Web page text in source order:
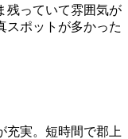
残っていて雰囲気が
スポットが多かった
充実。短時間で郡上